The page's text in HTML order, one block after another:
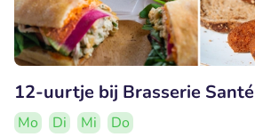
12-uurtje bij Brasserie Santé
Mo Di Mi
Do